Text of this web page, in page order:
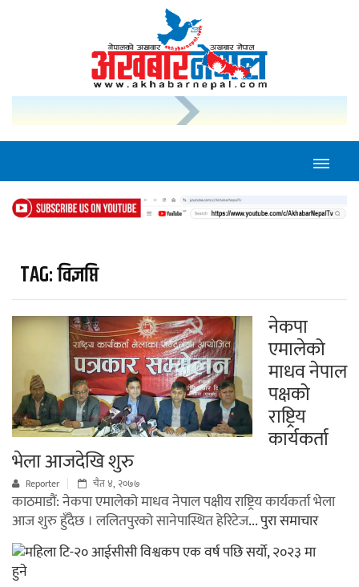
TAG:विज्ञप्ति
नेकपा
एमालेको
माधव नेपाल
पक्षको
राष्ट्रिय
कार्यकर्ता
भेला आजदेखि शुरु
Reporter चैत ४, २०७७
काठमाडौं: नेकपा एमालेको माधव नेपाल पक्षीय राष्ट्रिय कार्यकर्ता भेला
आज शुरु हुँदैछ । ललितपुरको सानेपास्थित हेरिटेज... पुरा समाचार